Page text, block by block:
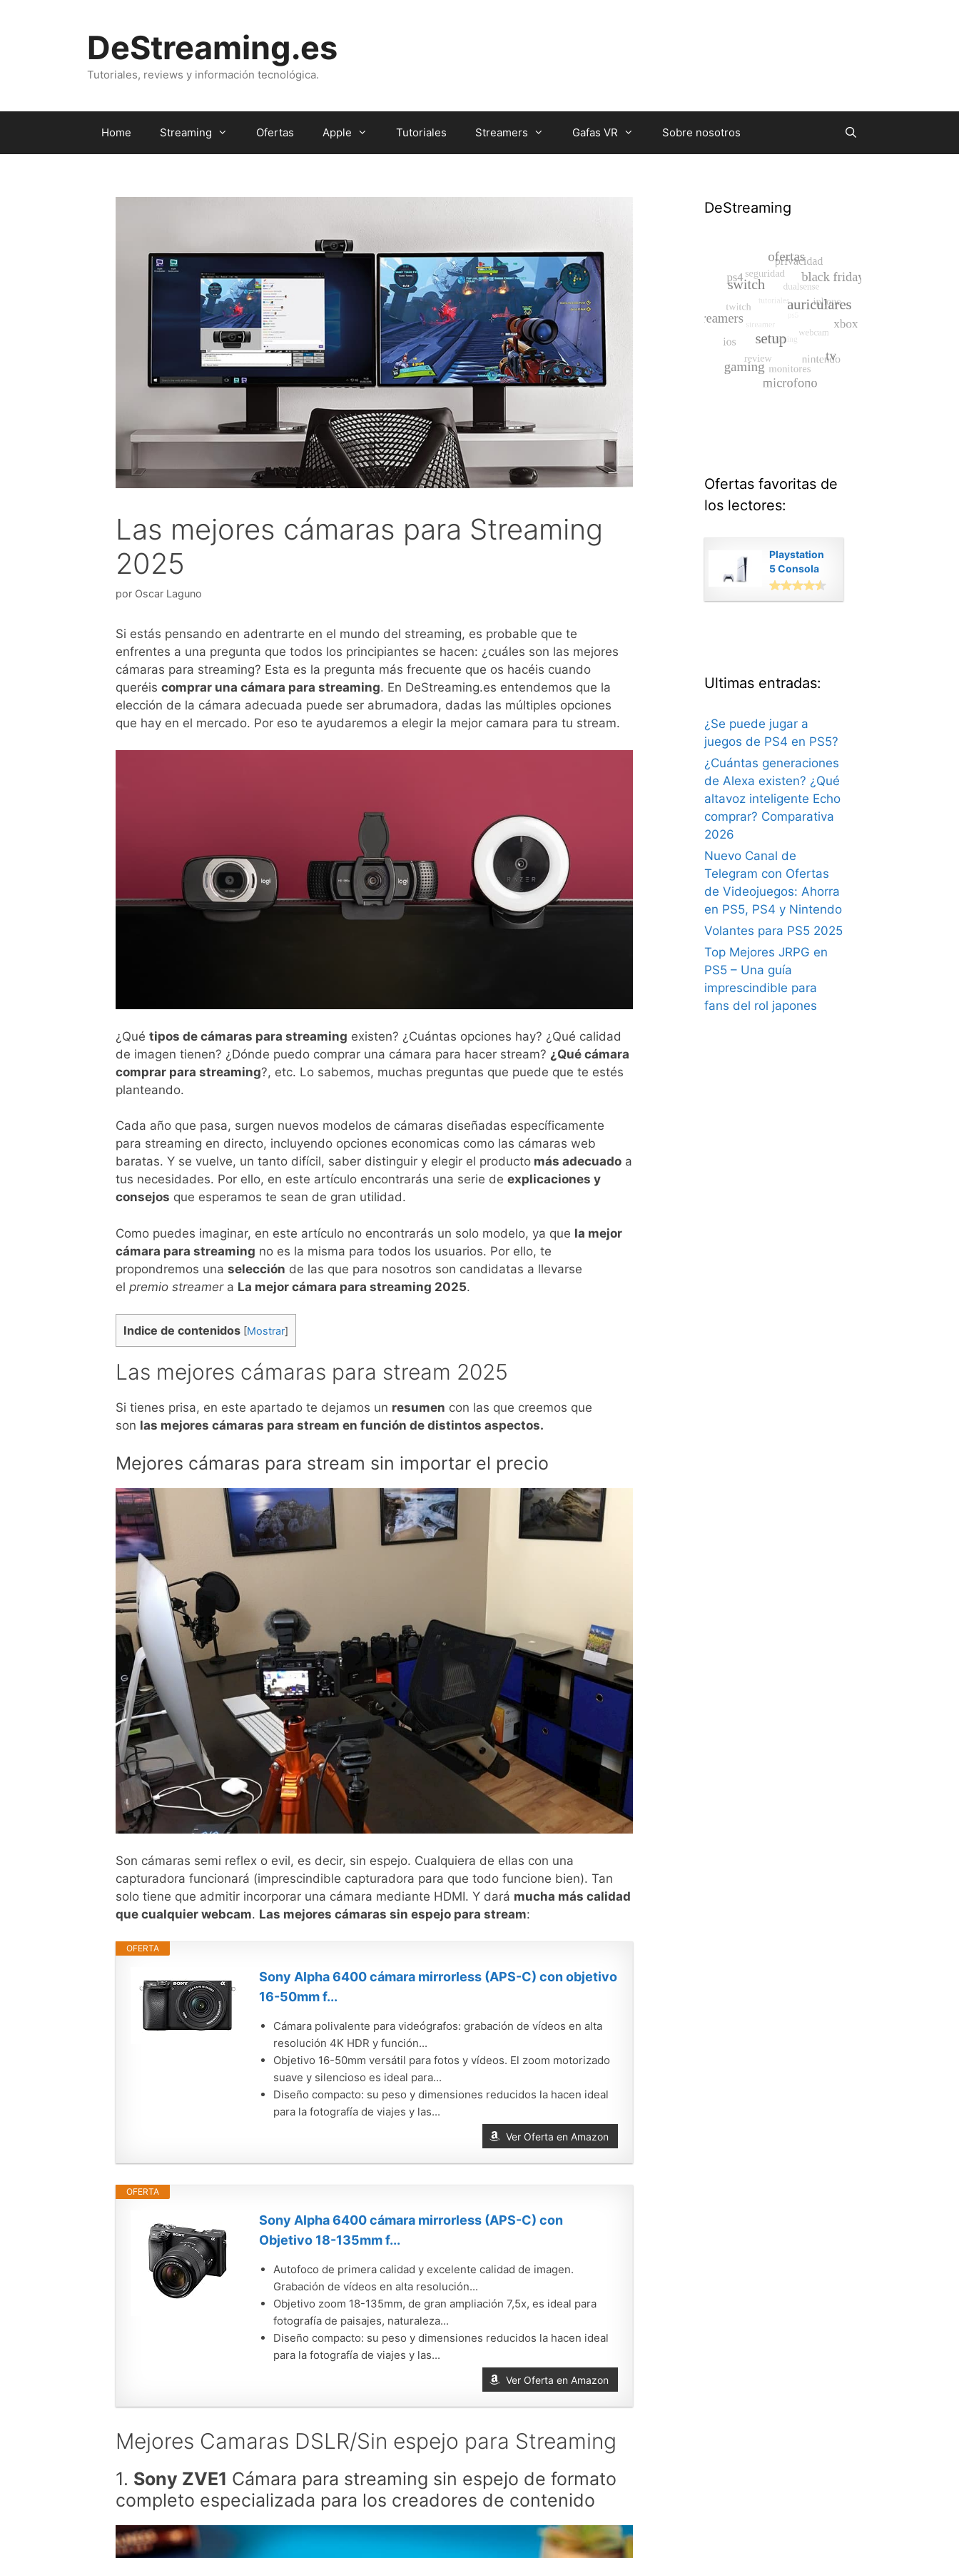
DeStreaming.es
Tutoriales, reviews y información tecnológica.
Home Streaming Ofertas Apple Tutoriales Streamers Gafas VR Sobre nosotros
Las mejores cámaras para Streaming
2025
por Oscar Laguno
Si estás pensando en adentrarte en el mundo del streaming, es probable que te
enfrentes a una pregunta que todos los principiantes se hacen: ¿cuáles son las mejores
cámaras para streaming? Esta es la pregunta más frecuente que os hacéis cuando
queréis comprar una cámara para streaming. En DeStreaming.es entendemos que la
elección de la cámara adecuada puede ser abrumadora, dadas las múltiples opciones
que hay en el mercado. Por eso te ayudaremos a elegir la mejor camara para tu stream.
¿Qué tipos de cámaras para streaming existen? ¿Cuántas opciones hay? ¿Qué calidad
de imagen tienen? ¿Dónde puedo comprar una cámara para hacer stream? ¿Qué cámara
comprar para streaming?, etc. Lo sabemos, muchas preguntas que puede que te estés
planteando.
Cada año que pasa, surgen nuevos modelos de cámaras diseñadas específicamente
para streaming en directo, incluyendo opciones economicas como las cámaras web
baratas. Y se vuelve, un tanto difícil, saber distinguir y elegir el producto más adecuado a
tus necesidades. Por ello, en este artículo encontrarás una serie de explicaciones y
consejos que esperamos te sean de gran utilidad.
Como puedes imaginar, en este artículo no encontrarás un solo modelo, ya que la mejor
cámara para streaming no es la misma para todos los usuarios. Por ello, te
propondremos una selección de las que para nosotros son candidatas a llevarse
el premio streamera La mejor cámara para streaming 2025.
Indice de contenidos [Mostrar]
Las mejores cámaras para stream 2025
Si tienes prisa, en este apartado te dejamos un resumen con las que creemos que
son las mejores cámaras para stream en función de distintos aspectos.
Mejores cámaras para stream sin importar el precio
Son cámaras semi reflex o evil, es decir, sin espejo. Cualquiera de ellas con una
capturadora funcionará (imprescindible capturadora para que todo funcione bien). Tan
solo tiene que admitir incorporar una cámara mediante HDMI. Y dará mucha más calidad
que cualquier webcam. Las mejores cámaras sin espejo para stream:
OFERTA
Sony Alpha 6400 cámara mirrorless (APS-C) con objetivo
16-50mm f...
Cámara polivalente para videógrafos: grabación de vídeos en alta
resolución 4K HDR y función...
Objetivo 16-50mm versátil para fotos y vídeos. El zoom motorizado
suave y silencioso es ideal para...
Diseño compacto: su peso y dimensiones reducidos la hacen ideal
para la fotografía de viajes y las...
Ver Oferta en Amazon
OFERTA
Sony Alpha 6400 cámara mirrorless (APS-C) con
Objetivo 18-135mm f...
Autofoco de primera calidad y excelente calidad de imagen.
Grabación de vídeos en alta resolución...
Objetivo zoom 18-135mm, de gran ampliación 7,5x, es ideal para
fotografía de paisajes, naturaleza...
Diseño compacto: su peso y dimensiones reducidos la hacen ideal
para la fotografía de viajes y las...
Ver Oferta en Amazon
Mejores Camaras DSLR/Sin espejo para Streaming
1. Sony ZVE1 Cámara para streaming sin espejo de formato
completo especializada para los creadores de contenido
DeStreaming
Ofertas favoritas de
los lectores:
Playstation
5 Consola
Digital
Ultimas entradas:
¿Se puede jugar a
juegos de PS4 en PS5?
¿Cuántas generaciones
de Alexa existen? ¿Qué
altavoz inteligente Echo
comprar? Comparativa
2026
Nuevo Canal de
Telegram con Ofertas
de Videojuegos: Ahorra
en PS5, PS4 y Nintendo
Volantes para PS5 2025
Top Mejores JRPG en
PS5 – Una guía
imprescindible para
fans del rol japones